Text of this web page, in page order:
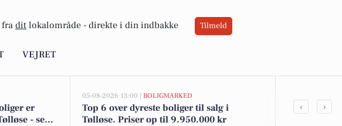
fra dit lokalområde - direkte i din indbakke Tilmeld
VEJRET
er
- se
05-08-2026 13:00 | BOLIGMARKED
Top 6 over dyreste boliger til salg i
Tølløse. Priser op til 9.950.000 kr
Biler netop
‹ ›